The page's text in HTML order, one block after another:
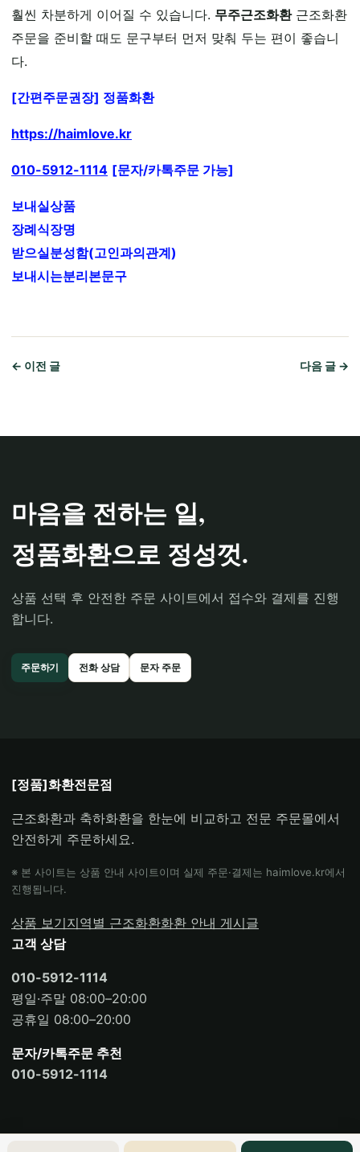
훨씬 차분하게 이어질 수 있습니다. 무주근조화환근조화환
주문을 준비할 때도 문구부터 먼저 맞춰 두는 편이 좋습니
다.
[간편주문권장] 정품화환
https://haimlove.kr
010-5912-1114 [문자/카톡주문 가능]
보내실상품
장례식장명
받으실분성함(고인과의관계)
보내시는분리본문구
← 이전 글 다음 글 →
마음을 전하는 일,
정품화환으로 정성껏.
상품 선택 후 안전한 주문 사이트에서 접수와 결제를 진행
합니다.
주문하기 전화 상담 문자 주문
[정품]화환전문점
근조화환과 축하화환을 한눈에 비교하고 전문 주문몰에서
안전하게 주문하세요.
※ 본 사이트는 상품 안내 사이트이며 실제 주문·결제는 haimlove.kr에서
진행됩니다.
상품 보기지역별 근조화환화환 안내 게시글
고객 상담
010-5912-1114
평일·주말 08:00–20:00
공휴일 08:00–20:00
문자/카톡주문 추천
010-5912-1114